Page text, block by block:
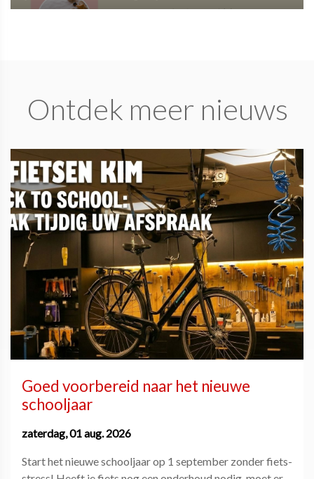
Ontdek meer nieuws
Goed voorbereid naar het nieuwe
schooljaar
zaterdag, 01 aug. 2026
Start het nieuwe schooljaar op 1 september zonder fiets-